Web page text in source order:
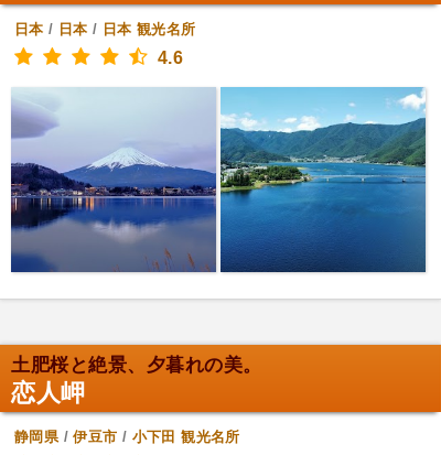
日本 / 日本 / 日本 観光名所
4.6
土肥桜と絶景、夕暮れの美。
恋人岬
静岡県/伊豆市 / 小下田 観光名所